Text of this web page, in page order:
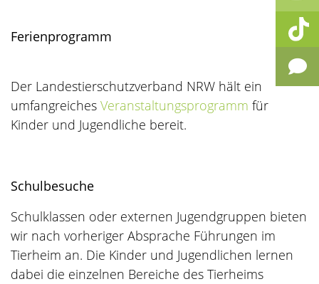
Ferienprogramm
Der Landestierschutzverband NRW hält ein
umfangreiches Veranstaltungsprogramm für
Kinder und Jugendliche bereit.
Schulbesuche
Schulklassen oder externen Jugendgruppen bieten
wir nach vorheriger Absprache Führungen im
Tierheim an. Die Kinder und Jugendlichen lernen
dabei die einzelnen Bereiche des Tierheims